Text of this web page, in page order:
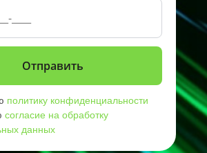
политику конфиденциальности
согласие на обработку
данных